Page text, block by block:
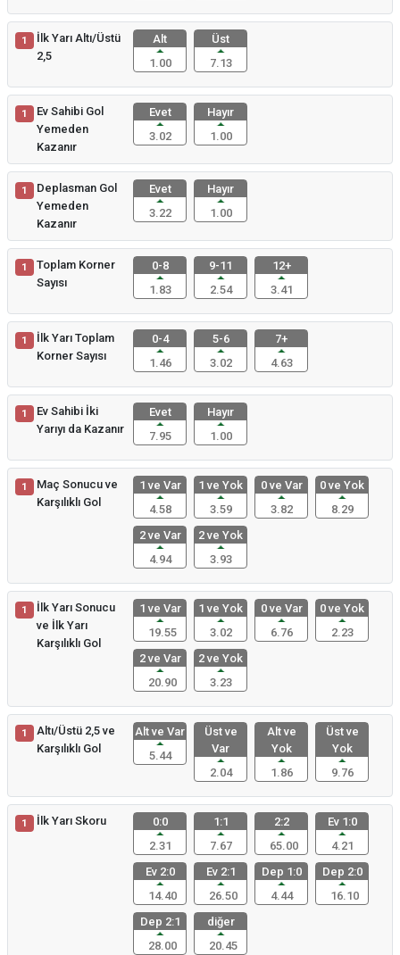
1
İlk Yarı Altı/Üstü
2,5
Alt
1.00
Üst
7.13
1
Ev Sahibi Gol
Yemeden
Kazanır
Evet
3.02
Hayır
1.00
1
Deplasman Gol
Yemeden
Kazanır
Evet
3.22
Hayır
1.00
1
Toplam Korner
Sayısı
0-8
1.83
9-11
2.54
12+
3.41
1
İlk Yarı Toplam
Korner Sayısı
0-4
1.46
5-6
3.02
7+
4.63
1
Ev Sahibi İki
Yarıyı da Kazanır
Evet
7.95
Hayır
1.00
1
Maç Sonucu ve
Karşılıklı Gol
1 ve Var
4.58
1 ve Yok
3.59
0 ve Var
3.82
0 ve Yok
8.29
2 ve Var
4.94
2 ve Yok
3.93
1
İlk Yarı Sonucu
ve İlk Yarı
Karşılıklı Gol
1 ve Var
19.55
1 ve Yok
3.02
0 ve Var
6.76
0 ve Yok
2.23
2 ve Var
20.90
2 ve Yok
3.23
1
Altı/Üstü 2,5 ve
Karşılıklı Gol
Alt ve Var
5.44
Üst ve
Var
2.04
Alt ve
Yok
1.86
Üst ve
Yok
9.76
1 İlk Yarı Skoru
0:0
2.31
1:1
7.67
2:2
65.00
Ev 1:0
4.21
Ev 2:0
14.40
Ev 2:1
26.50
Dep 1:0
4.44
Dep 2:0
16.10
Dep 2:1
28.00
diğer
20.45